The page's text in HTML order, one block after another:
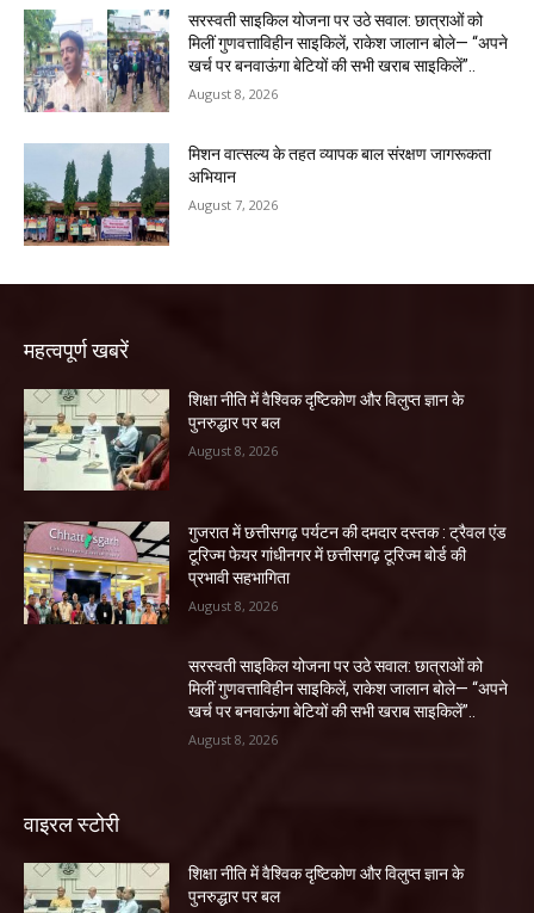
सरस्वती साइकिल योजना पर उठे सवाल: छात्राओं को
मिलीं गुणवत्ताविहीन साइकिलें, राकेश जालान बोले— “अपने
खर्च पर बनवाऊंगा बेटियों की सभी खराब साइकिलें”..
August 8, 2026
मिशन वात्सल्य के तहत व्यापक बाल संरक्षण जागरूकता
अभियान
August 7, 2026
महत्वपूर्ण खबरें
शिक्षा नीति में वैश्विक दृष्टिकोण और विलुप्त ज्ञान के
पुनरुद्धार पर बल
August 8, 2026
गुजरात में छत्तीसगढ़ पर्यटन की दमदार दस्तक : ट्रैवल एंड
टूरिज्म फेयर गांधीनगर में छत्तीसगढ़ टूरिज्म बोर्ड की
प्रभावी सहभागिता
August 8, 2026
सरस्वती साइकिल योजना पर उठे सवाल: छात्राओं को
मिलीं गुणवत्ताविहीन साइकिलें, राकेश जालान बोले— “अपने
खर्च पर बनवाऊंगा बेटियों की सभी खराब साइकिलें”..
August 8, 2026
वाइरल स्टोरी
शिक्षा नीति में वैश्विक दृष्टिकोण और विलुप्त ज्ञान के
पुनरुद्धार पर बल